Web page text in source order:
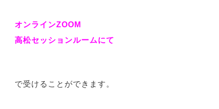
オンラインZOOM
高松セッションルームにて
で受けることができます。